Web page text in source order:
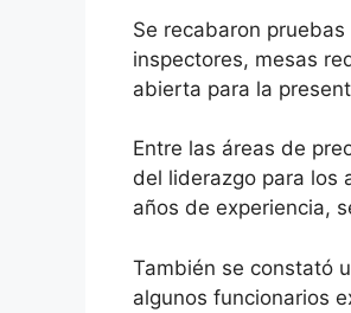
Se recabaron
inspectores, mesas
abierta para la
Entre las áreas de
del liderazgo para los
años de experiencia,
También se constató
algunos funcionarios